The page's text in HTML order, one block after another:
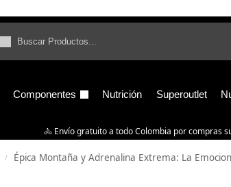
Componentes Nutrición Superoutlet
🚴‍ Envío gratuito a todo Colombia por compras
/ Épica Montaña y Adrenalina Extrema: La